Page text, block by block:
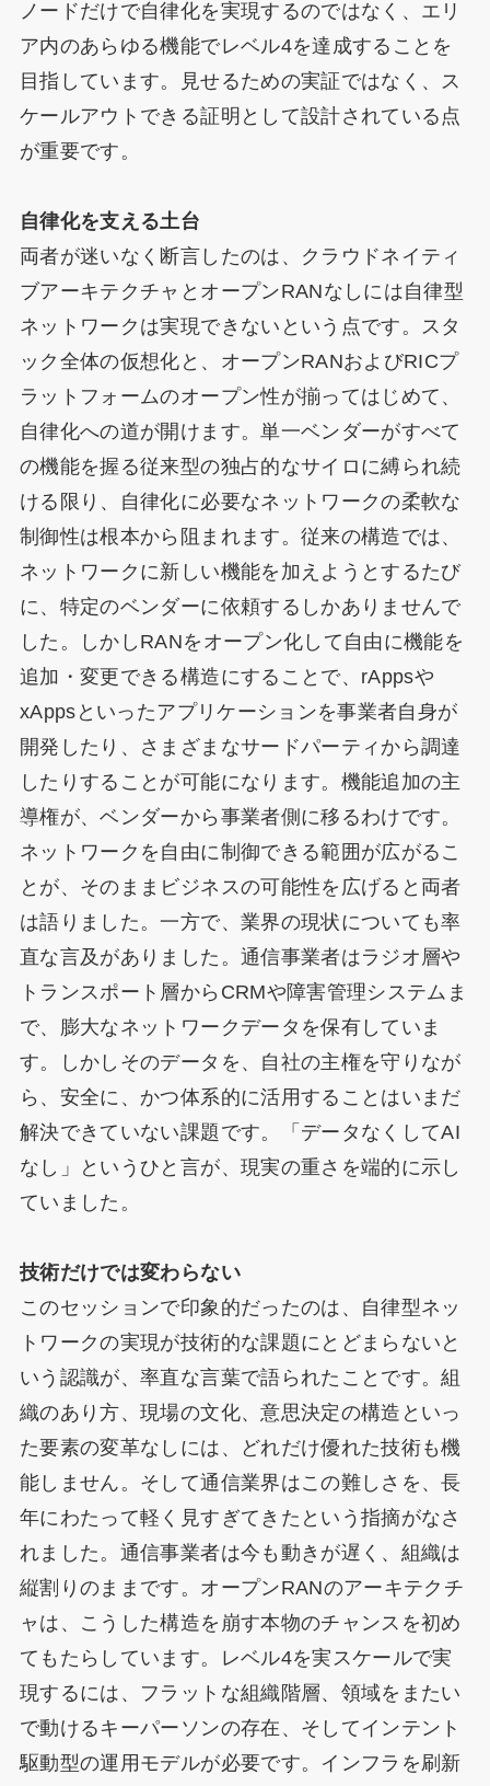
ノードだけで自律化を実現するのではなく、エリ
ア内のあらゆる機能でレベル4を達成することを
目指しています。見せるための実証ではなく、ス
ケールアウトできる証明として設計されている点
が重要です。
自律化を支える土台
両者が迷いなく断言したのは、クラウドネイティ
ブアーキテクチャとオープンRANなしには自律型
ネットワークは実現できないという点です。スタ
ック全体の仮想化と、オープンRANおよびRICプ
ラットフォームのオープン性が揃ってはじめて、
自律化への道が開けます。単一ベンダーがすべて
の機能を握る従来型の独占的なサイロに縛られ続
ける限り、自律化に必要なネットワークの柔軟な
制御性は根本から阻まれます。従来の構造では、
ネットワークに新しい機能を加えようとするたび
に、特定のベンダーに依頼するしかありませんで
した。しかしRANをオープン化して自由に機能を
追加・変更できる構造にすることで、rAppsや
xAppsといったアプリケーションを事業者自身が
開発したり、さまざまなサードパーティから調達
したりすることが可能になります。機能追加の主
導権が、ベンダーから事業者側に移るわけです。
ネットワークを自由に制御できる範囲が広がるこ
とが、そのままビジネスの可能性を広げると両者
は語りました。一方で、業界の現状についても率
直な言及がありました。通信事業者はラジオ層や
トランスポート層からCRMや障害管理システムま
で、膨大なネットワークデータを保有していま
す。しかしそのデータを、自社の主権を守りなが
ら、安全に、かつ体系的に活用することはいまだ
解決できていない課題です。「データなくしてAI
なし」というひと言が、現実の重さを端的に示し
ていました。
技術だけでは変わらない
このセッションで印象的だったのは、自律型ネッ
トワークの実現が技術的な課題にとどまらないと
いう認識が、率直な言葉で語られたことです。組
織のあり方、現場の文化、意思決定の構造といっ
た要素の変革なしには、どれだけ優れた技術も機
能しません。そして通信業界はこの難しさを、長
年にわたって軽く見すぎてきたという指摘がなさ
れました。通信事業者は今も動きが遅く、組織は
縦割りのままです。オープンRANのアーキテクチ
ャは、こうした構造を崩す本物のチャンスを初め
てもたらしています。レベル4を実スケールで実
現するには、フラットな組織階層、領域をまたい
で動けるキーパーソンの存在、そしてインテント
駆動型の運用モデルが必要です。インフラを刷新